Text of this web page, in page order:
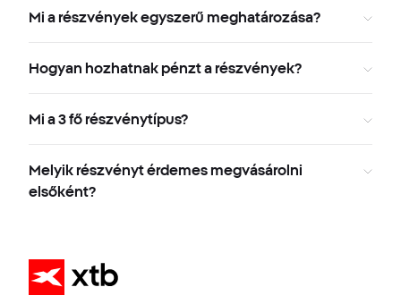
Mi a részvények egyszerű meghatározása?
Hogyan hozhatnak pénzt a részvények?
Mi a 3 fő részvénytípus?
Melyik részvényt érdemes megvásárolni
elsőként?